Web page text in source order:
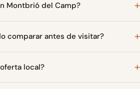
Montbrió del Camp?
comparar antes de visitar?
local?